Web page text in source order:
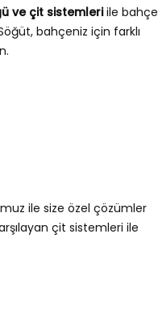
ve çit sistemleriile bahçe
bahçeniz için farklı
ile size özel çözümler
çit sistemleri ile